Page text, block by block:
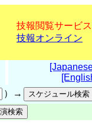
技報閲覧サービス
技報オンライン
）→